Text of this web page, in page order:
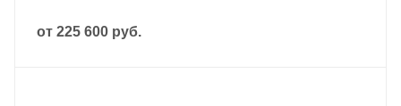
от 225 600 руб.